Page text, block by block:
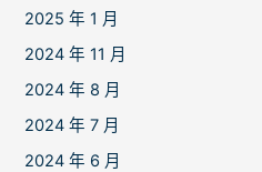
2025 年 1 月
2024 年 11 月
2024 年 8 月
2024 年 7 月
2024 年 6 月